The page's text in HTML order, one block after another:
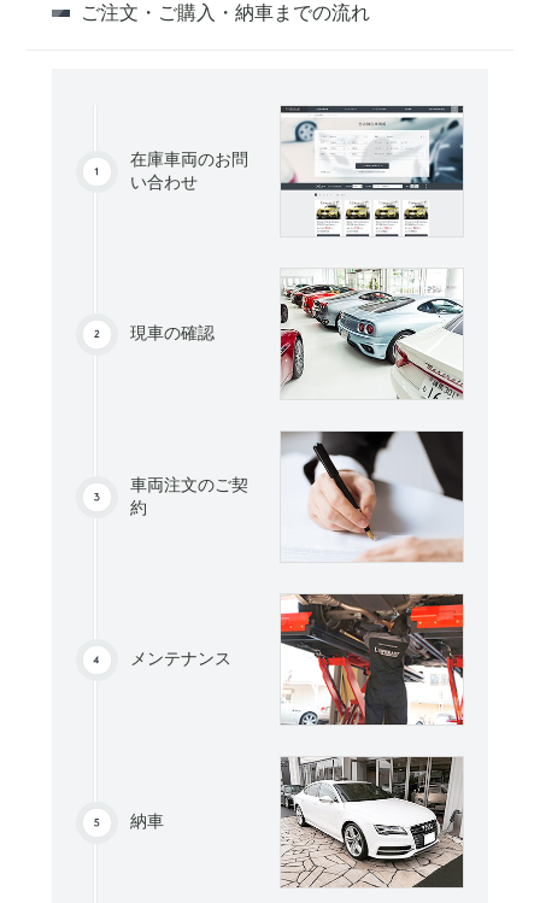
ご注文・ご購入・納車までの流れ
在庫車両のお問
い合わせ
現車の確認
車両注文のご契
約
メンテナンス
納車